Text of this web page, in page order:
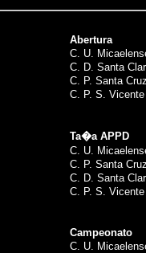
Abertura
C. U.
C. D. Santa
C. P. Santa Cruz
C. P. S. Vicente
Ta�a APPD
C. U.
C. P. Santa Cruz
C. D. Santa
C. P. S. Vicente
Campeonato
C. U.